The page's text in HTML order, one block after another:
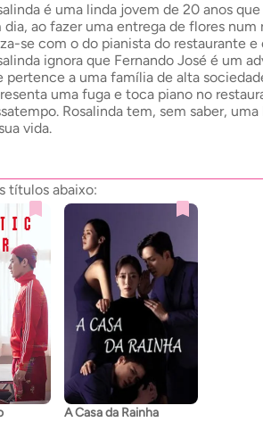
é uma linda jovem de 20 anos
dia, ao fazer uma entrega de flores num
se com o do pianista do restaurante e
ignora que Fernando José é um
pertence a uma família de alta
uma fuga e toca piano no
Rosalinda tem, sem saber,
vida.
títulos abaixo:
A Casa da Rainha